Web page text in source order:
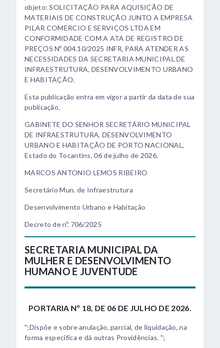
objeto: SOLICITAÇÃO PARA AQUISIÇÃO DE
MATERIAIS DE CONSTRUÇÃO JUNTO A EMPRESA
PILAR COMERCIO E SERVIÇOS LTDA EM
CONFORMIDADE COM A ATA DE REGISTRO DE
PREÇOS Nº 004.10/2025 INFR, PARA ATENDER AS
NECESSIDADES DA SECRETARIA MUNICIPAL DE
INFRAESTRUTURA, DESENVOLVIMENTO URBANO
E HABITAÇÃO.
Esta publicação entra em vigor a partir da data de sua
publicação.
GABINETE DO SENHOR SECRETÁRIO MUNICIPAL
DE INFRAESTRUTURA, DESENVOLVIMENTO
URBANO E HABITAÇÃO DE PORTO NACIONAL,
Estado do Tocantins, 06 de julho de 2026.
MARCOS ANTONIO LEMOS RIBEIRO
Secretário Mun. de Infraestrutura
Desenvolvimento Urbano e Habitação
Decreto de nº. 706/2025
SECRETARIA MUNICIPAL DA
MULHER E DESENVOLVIMENTO
HUMANO E JUVENTUDE
PORTARIA Nº 18, DE 06 DE JULHO DE 2026.
";Dispõe e sobre anulação, parcial, de liquidação, na
forma especifica e dá outras Providências. ";